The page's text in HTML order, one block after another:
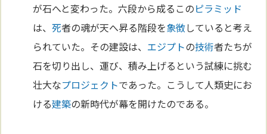
が石へと変わった。六段から成るこのピラミッド
は、死者の魂が天へ昇る階段を象徴していると考え
られていた。その建設は、 エジプトの技術者たちが
石を切り出し、運び、積み上げるという試練に挑む
壮大なプロジェクトであった。こうして人類史にお
ける建築の新時代が幕を開けたのである。